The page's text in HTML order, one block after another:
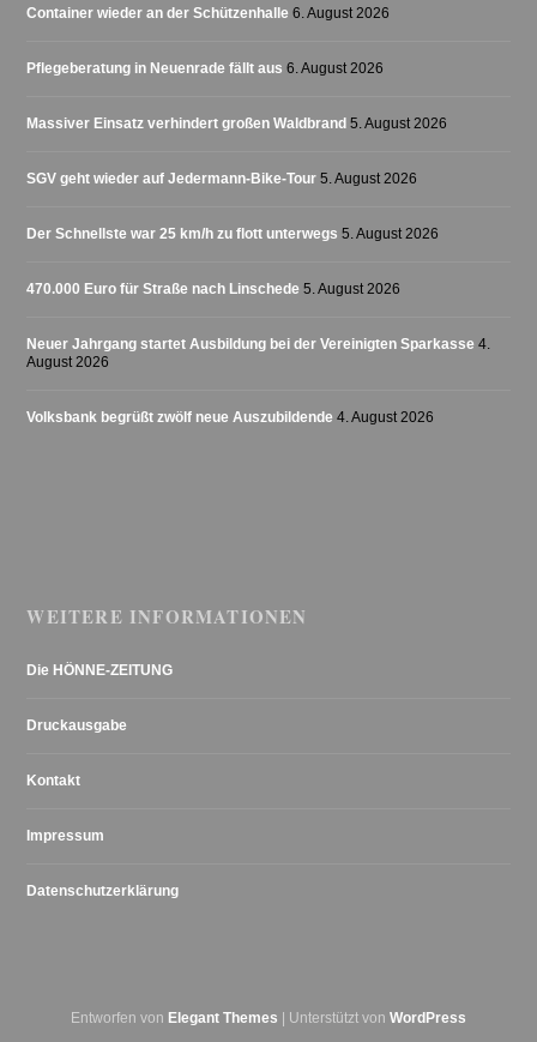
Container wieder an der Schützenhalle 6. August 2026
Pflegeberatung in Neuenrade fällt aus 6. August 2026
Massiver Einsatz verhindert großen Waldbrand 5. August 2026
SGV geht wieder auf Jedermann-Bike-Tour 5. August 2026
Der Schnellste war 25 km/h zu flott unterwegs 5. August 2026
470.000 Euro für Straße nach Linschede 5. August 2026
Neuer Jahrgang startet Ausbildung bei der Vereinigten Sparkasse 4.
August 2026
Volksbank begrüßt zwölf neue Auszubildende 4. August 2026
WEITERE INFORMATIONEN
Die HÖNNE-ZEITUNG
Druckausgabe
Kontakt
Impressum
Datenschutzerklärung
Entworfen von Elegant Themes | Unterstützt von WordPress